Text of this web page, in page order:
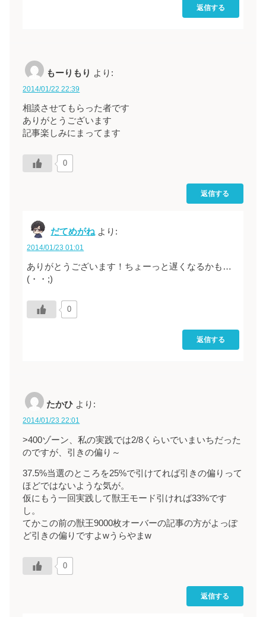
返信する
もーりもり より:
2014/01/22 22:39
相談させてもらった者です
ありがとうございます
記事楽しみにまってます
0
返信する
だてめがね より:
2014/01/23 01:01
ありがとうございます！ちょーっと遅くなるかも…
(・・;)
0
返信する
たかひ より:
2014/01/23 22:01
>400ゾーン、私の実践では2/8くらいでいまいちだった
のですが、引きの偏り～
37.5%当選のところを25%で引けてれば引きの偏りって
ほどではないような気が。
仮にもう一回実践して獣王モード引ければ33%です
し。
てかこの前の獣王9000枚オーバーの記事の方がよっぽ
ど引きの偏りですよwうらやまw
0
返信する